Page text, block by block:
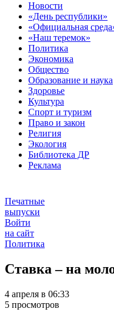
Новости
«День республики»
«Официальная
«Наш теремок»
Политика
Экономика
Общество
Образование и наука
Здоровье
Культура
Спорт и туризм
Право и закон
Религия
Экология
Библиотека ДР
Реклама
Печатные
выпуски
Войти
на сайт
Политика
Ставка – на
4 апреля в 06:33
5 просмотров